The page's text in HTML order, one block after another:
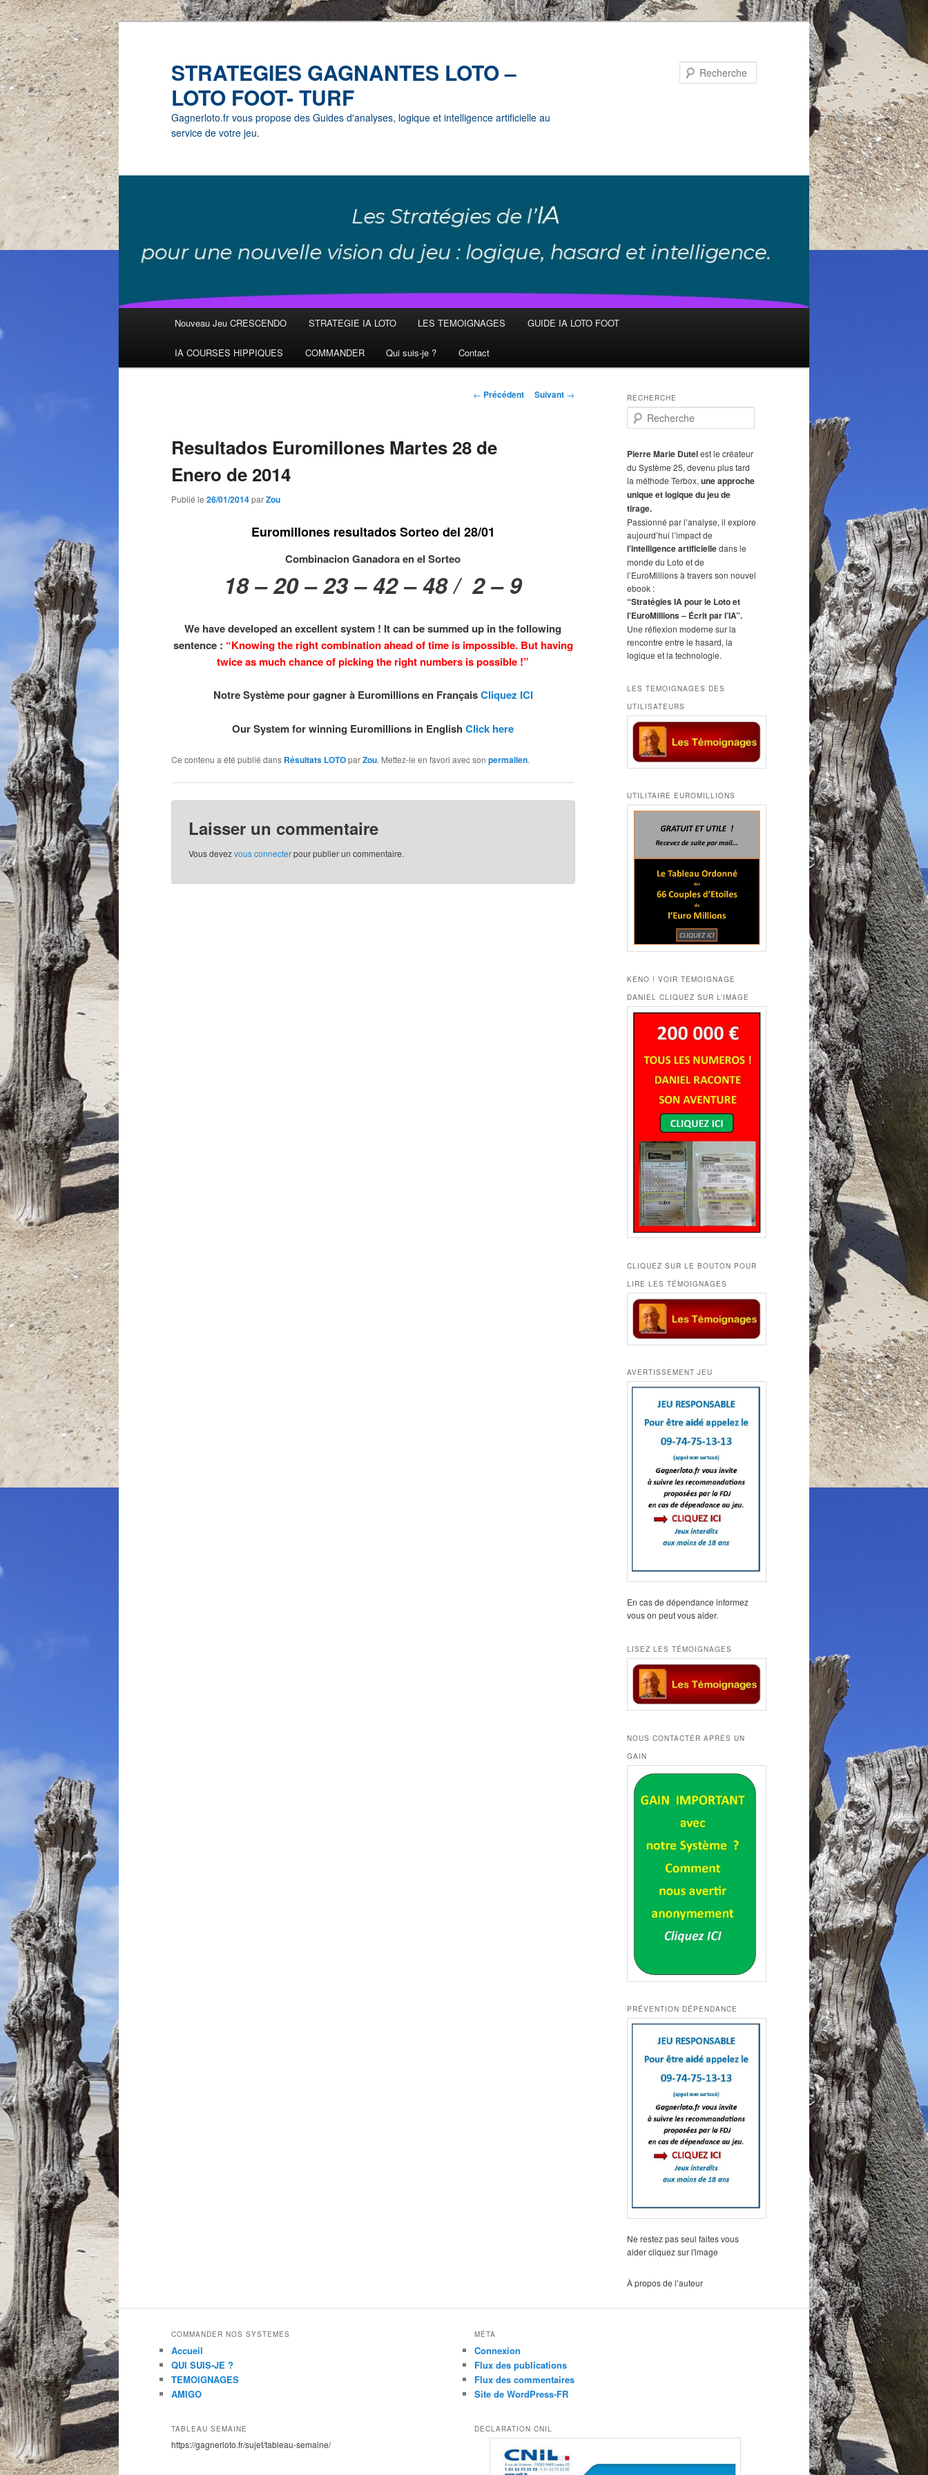
STRATEGIES GAGNANTES LOTO –
LOTO FOOT- TURF
Gagnerloto.fr vous propose des Guides d'analyses, logique et intelligence artificielle au
service de votre jeu.
Aller
au
Nouveau Jeu CRESCENDO STRATEGIE IA LOTO LES TEMOIGNAGES GUIDE IA LOTO FOOT
IA COURSES HIPPIQUES COMMANDER Qui suis-je ? Contact
Navigation
← Précédent Suivant →
Resultados Euromillones Martes 28 de
Enero de 2014
Publié le 26/01/2014parZou
Euromillones resultados Sorteo del 28/01
Combinacion Ganadora en el Sorteo
18 – 20 – 23 – 42 – 48 / 2 – 9
We have developed an excellent system ! It can be summed up in the following
sentence : “Knowing the right combination ahead of time is impossible. But having
twice as much chance of picking the right numbers is possible !”
Notre Système pour gagner à Euromillions en FrançaisCliquez ICI
Our System for winning Euromillions in English Click here
Ce contenu a été publié dans Résultats LOTOparZou. Mettez-le en favori avec son permalien.
Laisser un commentaire
Vous devezvous connecterpour publier un commentaire.
RECHERCHE
e
h
e
r
c
h
e
Pierre Marie Dutelest le créateur
du Système 25, devenu plus tard
la méthode Terbox, une approche
unique et logique du jeu de
tirage.
Passionné par l’analyse, il explore
aujourd’hui l’impact de
l’intelligence artificielledans le
monde du Loto et de
l’EuroMillions à travers son nouvel
ebook :
“Stratégies IA pour le Loto et
l’EuroMillions – Écrit par l’IA”.
Une réflexion moderne sur la
rencontre entre le hasard, la
logique et la technologie.
LES TEMOIGNAGES DES
UTILISATEURS
UTILITAIRE EUROMILLIONS
KENO ! VOIR TEMOIGNAGE
DANIEL CLIQUEZ SUR L’IMAGE
CLIQUEZ SUR LE BOUTON POUR
LIRE LES TÉMOIGNAGES
AVERTISSEMENT JEU
En cas de dépendance informez
vous on peut vous aider.
LISEZ LES TÉMOIGNAGES
NOUS CONTACTER APRÈS UN
GAIN
PRÉVENTION DÉPENDANCE
Ne restez pas seul faites vous
aider cliquez sur l'image
À propos de l’auteur
COMMANDER NOS SYSTEMES
Accueil
QUI SUIS-JE ?
TEMOIGNAGES
AMIGO
TABLEAU SEMAINE
https://gagnerloto.fr/sujet/tableau-semaine/
MÉTA
Connexion
Flux des publications
Flux des commentaires
Site de WordPress-FR
DECLARATION CNIL